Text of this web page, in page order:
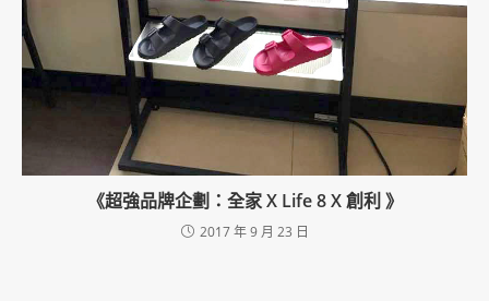
《超強品牌企劃：全家 X Life 8 X 創利 》
2017 年 9 月 23 日